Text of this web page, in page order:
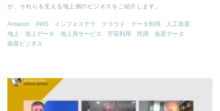
が、それらを支える地上側のビジネスをご紹介します。
Amazon AWS インフォステラ クラウド データ利用
人工衛星
地上
地上データ 地上局サービス 宇宙利用 民間
衛星データ
衛星ビジネス